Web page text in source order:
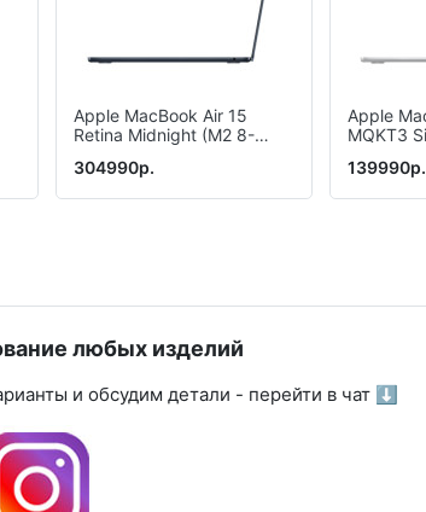
Apple MacBook Air 15
Retina Midnight (M2 8-
2 Tb)
304990р.
Apple
MQKT3
Gb)
139990р.
любых изделий
и обсудим детали - перейти в чат ⬇